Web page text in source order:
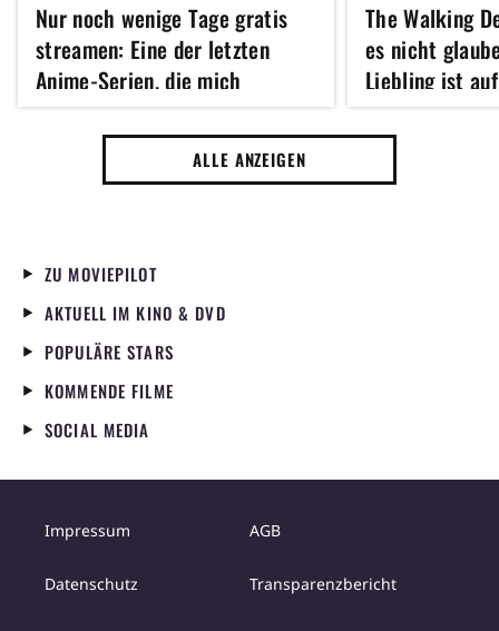
Nur noch wenige Tage gratis
streamen: Eine der letzten
Anime-Serien, die mich
komplett begeistern konnten
The Walking
es nicht
Liebling ist
zu Dead City
wiedervereint
ALLE ANZEIGEN
ZU MOVIEPILOT
AKTUELL IM KINO & DVD
POPULÄRE STARS
KOMMENDE FILME
SOCIAL MEDIA
Impressum AGB
Datenschutz Transparenzbericht